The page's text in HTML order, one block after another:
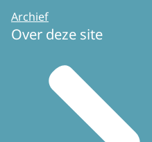
Archief
Over deze site